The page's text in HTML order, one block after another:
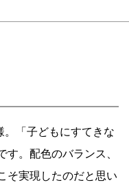
「子どもにすてきな
。配色のバランス、
そ実現したのだと思い